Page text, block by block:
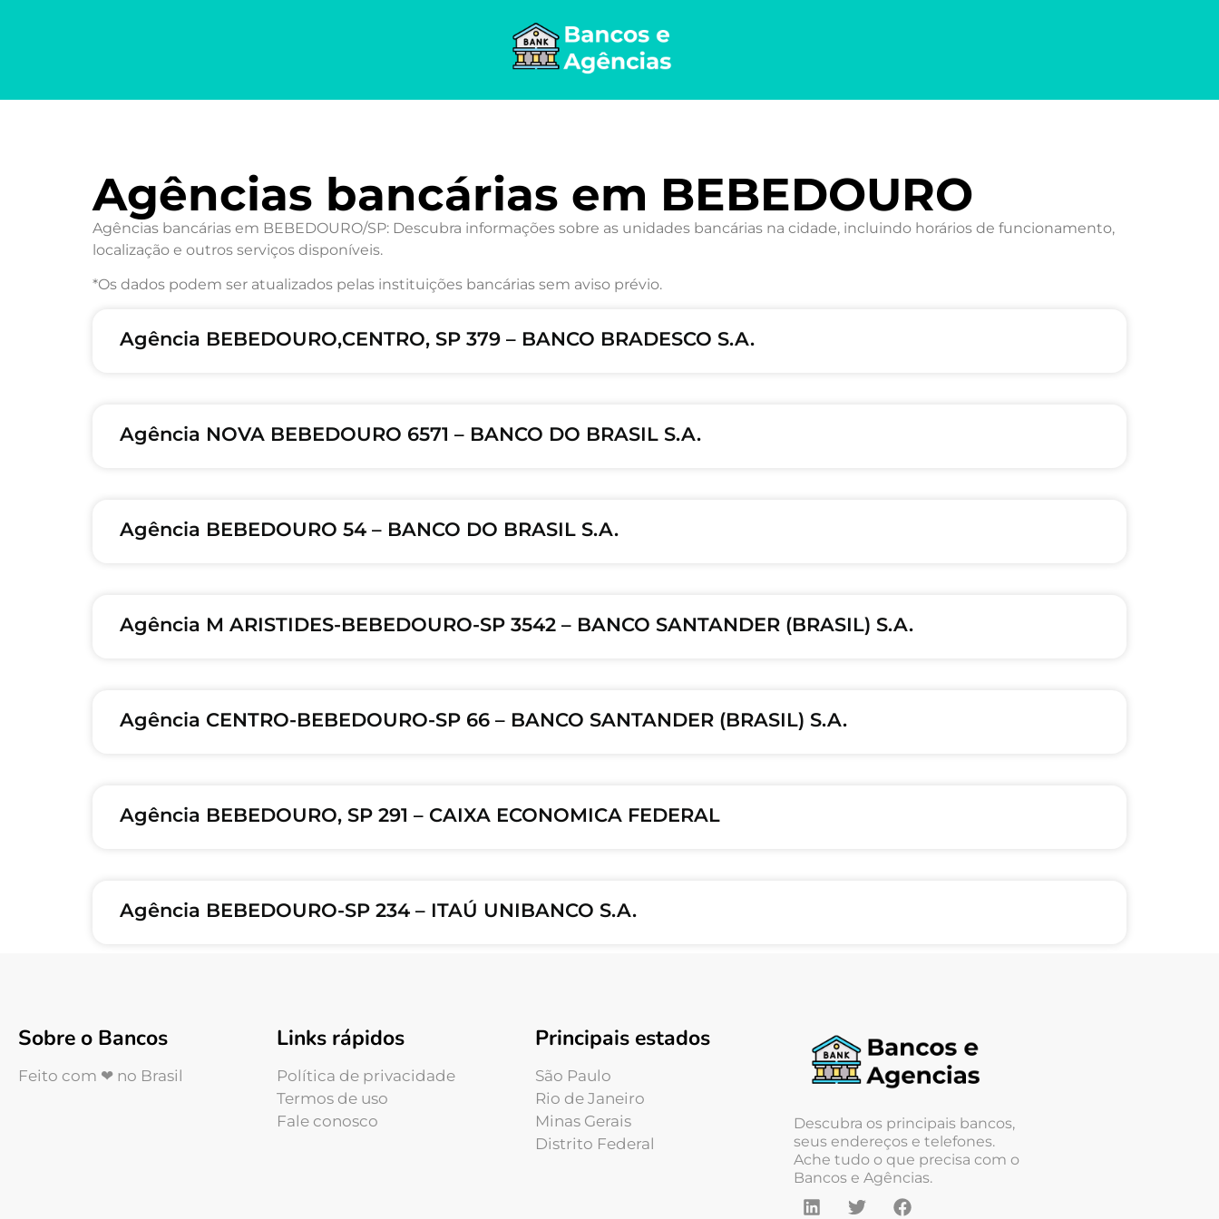
Agências bancárias em BEBEDOURO
Agências bancárias em BEBEDOURO/SP: Descubra informações sobre as unidades bancárias na cidade, incluindo horários de funcionamento,
localização e outros serviços disponíveis.
*Os dados podem ser atualizados pelas instituições bancárias sem aviso prévio.
Agência BEBEDOURO,CENTRO, SP 379 – BANCO BRADESCO S.A.
Agência NOVA BEBEDOURO 6571 – BANCO DO BRASIL S.A.
Agência BEBEDOURO 54 – BANCO DO BRASIL S.A.
Agência M ARISTIDES-BEBEDOURO-SP 3542 – BANCO SANTANDER (BRASIL) S.A.
Agência CENTRO-BEBEDOURO-SP 66 – BANCO SANTANDER (BRASIL) S.A.
Agência BEBEDOURO, SP 291 – CAIXA ECONOMICA FEDERAL
Agência BEBEDOURO-SP 234 – ITAÚ UNIBANCO S.A.
Sobre o Bancos
Feito com ❤ no Brasil
Links rápidos
Política de privacidade
Termos de uso
Fale conosco
Principais estados
São Paulo
Rio de Janeiro
Minas Gerais
Distrito Federal
Descubra os principais bancos,
seus endereços e telefones.
Ache tudo o que precisa com o
Bancos e Agências.